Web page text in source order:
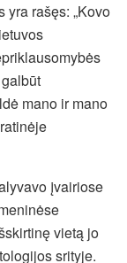
yra rašęs: „Kovo
mano ir mano
įvairiose
vietą jo
srityje.